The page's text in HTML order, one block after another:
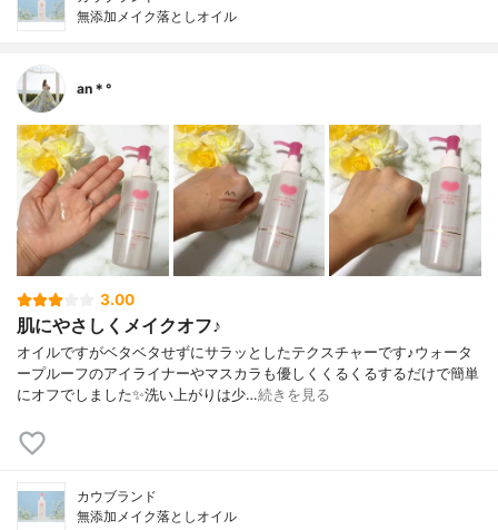
無添加メイク落としオイル
an＊°
3.00
肌にやさしくメイクオフ♪
オイルですがベタベタせずにサラッとしたテクスチャーです♪ウォータ
ープルーフのアイライナーやマスカラも優しくくるくるするだけで簡単
にオフでしました✨洗い上がりは少…続きを見る
カウブランド
無添加メイク落としオイル